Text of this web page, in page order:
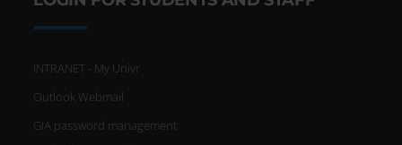
INTRANET - My Univr
Outlook Webmail
GIA password management